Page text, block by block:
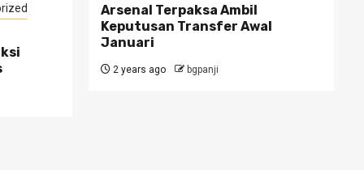
Arsenal Terpaksa Ambil
Keputusan Transfer Awal
Januari
2 years ago bgpanji